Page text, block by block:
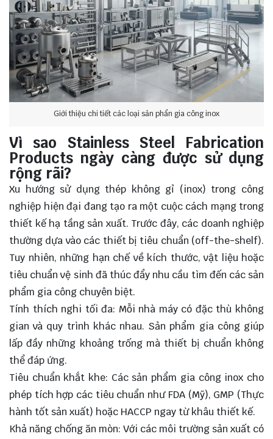
Giới thiệu chi tiết các loại sản phẩn gia công inox
Vì sao Stainless Steel Fabrication
Products ngày càng được sử dụng
rộng rãi?
Xu hướng sử dụng thép không gỉ (inox) trong công
nghiệp hiện đại đang tạo ra một cuộc cách mạng trong
thiết kế hạ tầng sản xuất. Trước đây, các doanh nghiệp
thường dựa vào các thiết bị tiêu chuẩn (off-the-shelf).
Tuy nhiên, những hạn chế về kích thước, vật liệu hoặc
tiêu chuẩn vệ sinh đã thúc đẩy nhu cầu tìm đến các sản
phẩm gia công chuyên biệt.
Tính thích nghi tối đa: Mỗi nhà máy có đặc thù không
gian và quy trình khác nhau. Sản phẩm gia công giúp
lấp đầy những khoảng trống mà thiết bị chuẩn không
thể đáp ứng.
Tiêu chuẩn khắt khe: Các sản phẩm gia công inox cho
phép tích hợp các tiêu chuẩn như FDA (Mỹ), GMP (Thực
hành tốt sản xuất) hoặc HACCP ngay từ khâu thiết kế.
Khả năng chống ăn mòn: Với các môi trường sản xuất có